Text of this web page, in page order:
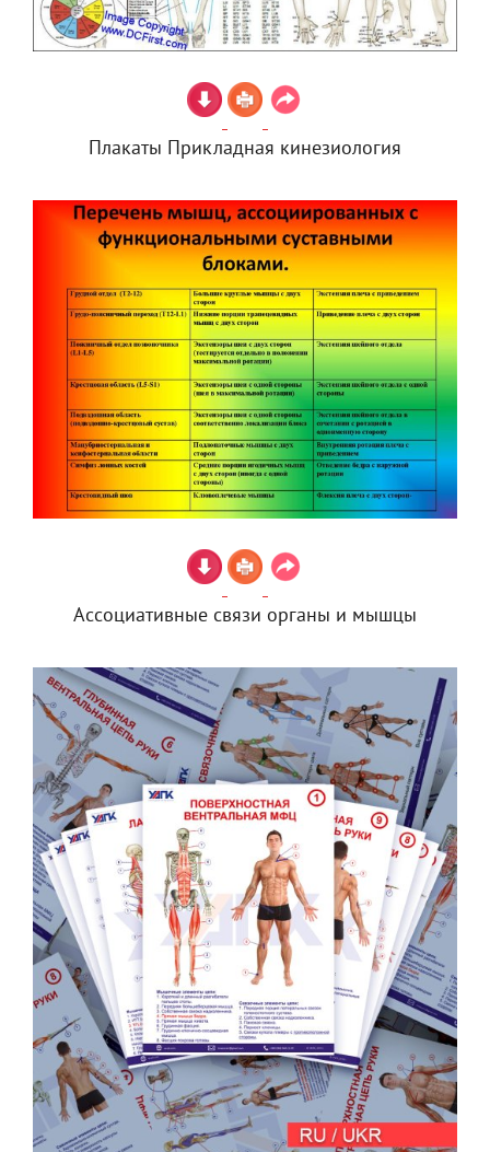
Плакаты Прикладная кинезиология
Ассоциативные связи органы и мышцы